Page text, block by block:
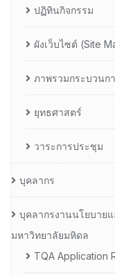
ปฏิทินกิจกรรม
ผังเว็บไซต์ (Site
ภาพรวมกระบวนก
ยุทธศาสตร์
วาระการประชุม
บุคลากร
บุคลากรงานนโยบา
มหาวิทยาลัยมหิดล
TQA Application